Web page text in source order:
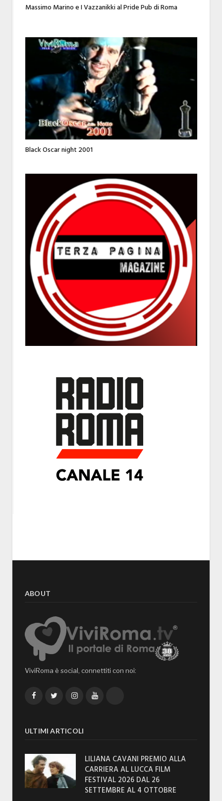
Massimo Marino e I Vazzanikki al Pride Pub di Roma
Black Oscar night 2001
ABOUT
ViviRoma è social, connettiti con noi:
FacebookTwitterInstagramYouTube
ULTIMI ARTICOLI
LILIANA CAVANI PREMIO ALLA
CARRIERA AL LUCCA FILM
FESTIVAL 2026 DAL 26
SETTEMBRE AL 4 OTTOBRE